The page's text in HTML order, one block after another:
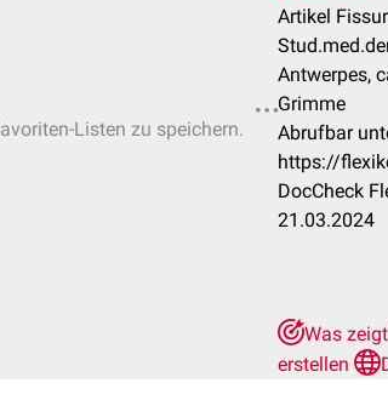
Listen zu speichern.
Artikel
Antwerpes,
Grimme
Abrufbar
https://
DocCheck
21.03.2024
Was
erstellen